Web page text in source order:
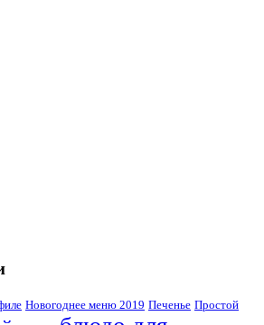
Новогоднее меню 2019 Печенье Простой